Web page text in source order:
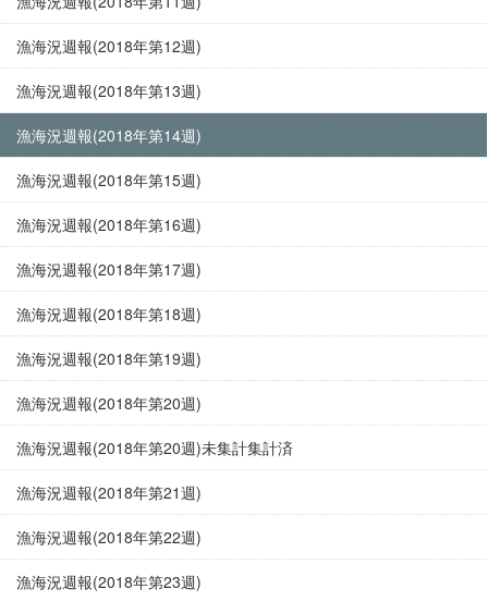
漁海況週報(2018年第12週)
漁海況週報(2018年第13週)
漁海況週報(2018年第14週)
漁海況週報(2018年第15週)
漁海況週報(2018年第16週)
漁海況週報(2018年第17週)
漁海況週報(2018年第18週)
漁海況週報(2018年第19週)
漁海況週報(2018年第20週)
漁海況週報(2018年第20週)未集計集計済
漁海況週報(2018年第21週)
漁海況週報(2018年第22週)
漁海況週報(2018年第23週)